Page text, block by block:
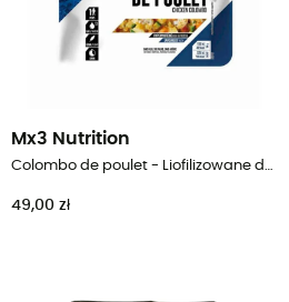
Mx3 Nutrition
Colombo de poulet - Liofilizowane danie
49,00 zł